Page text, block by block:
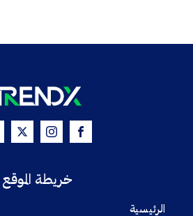
خريطة الموقع
الرئيسية